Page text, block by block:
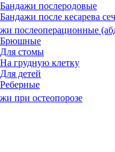
Бандажи послеродовые
Бандажи после кесарева
послеоперационные
Брюшные
Для стомы
На грудную клетку
Для детей
Реберные
при остеопорозе